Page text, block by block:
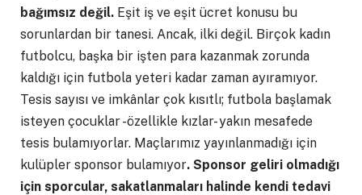
bağımsız değil. Eşit iş ve eşit ücret konusu bu
sorunlardan bir tanesi. Ancak, ilki değil. Birçok kadın
futbolcu, başka bir işten para kazanmak zorunda
kaldığı için futbola yeteri kadar zaman ayıramıyor.
Tesis sayısı ve imkânlar çok kısıtlı; futbola başlamak
isteyen çocuklar -özellikle kızlar- yakın mesafede
tesis bulamıyorlar. Maçlarımız yayınlanmadığı için
kulüpler sponsor bulamıyor. Sponsor geliri olmadığı
için sporcular, sakatlanmaları halinde kendi tedavi